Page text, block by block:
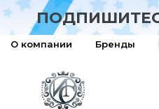
О компании Бренды